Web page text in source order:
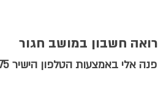
רואה חשבון במושב חגור
פנה אלי באמצעות הטלפון הישיר 0528-878575 לקביעת פגישה